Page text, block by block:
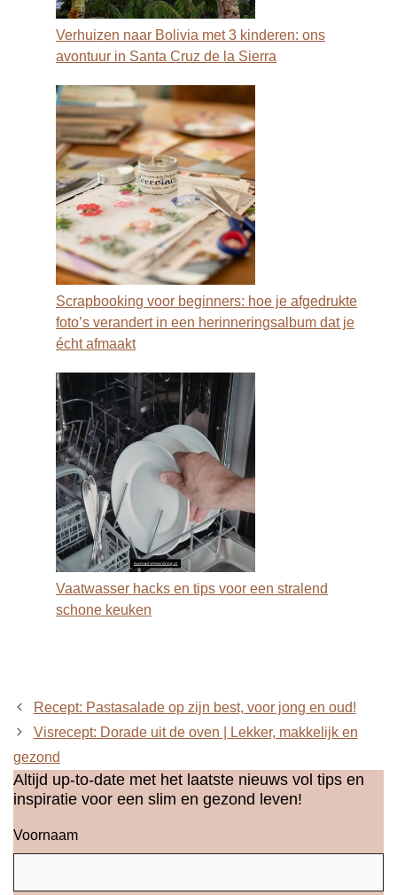
Verhuizen naar Bolivia met 3 kinderen: ons
avontuur in Santa Cruz de la Sierra
Scrapbooking voor beginners: hoe je afgedrukte
foto’s verandert in een herinneringsalbum dat je
écht afmaakt
Vaatwasser hacks en tips voor een stralend
schone keuken
Recept: Pastasalade op zijn best, voor jong en oud!
Visrecept: Dorade uit de oven | Lekker, makkelijk en
gezond
Altijd up-to-date met het laatste nieuws vol tips en
inspiratie voor een slim en gezond leven!
Voornaam